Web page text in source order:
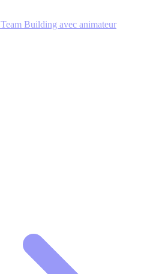
Team Building avec animateur